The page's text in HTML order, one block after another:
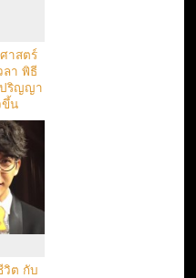
าสตร์
ลา พิธี
ปริญญา
ขึ้น
วิต กับ